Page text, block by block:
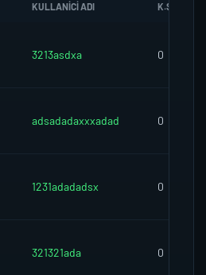
KULLANICI ADI K.SEREFI
3213asdxa 0
adsadadaxxxadad 0
1231adadadsx 0
321321ada 0